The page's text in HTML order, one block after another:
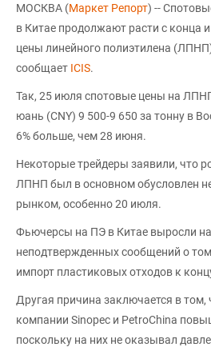
МОСКВА (Маркет Репорт) --
в Китае продолжают расти с конца
цены линейного полиэтилена
сообщает ICIS.
Так, 25 июля спотовые цены на
юань (CNY) 9 500-9 650 за тонну в
6% больше, чем 28 июня.
Некоторые трейдеры заявили, что
ЛПНП был в основном обусловлен
рынком, особенно 20 июля.
Фьючерсы на ПЭ в Китае выросли на
неподтвержденных сообщений о
импорт пластиковых отходов к
Другая причина заключается в том,
компании Sinopec и PetroChina
поскольку на них не оказывал